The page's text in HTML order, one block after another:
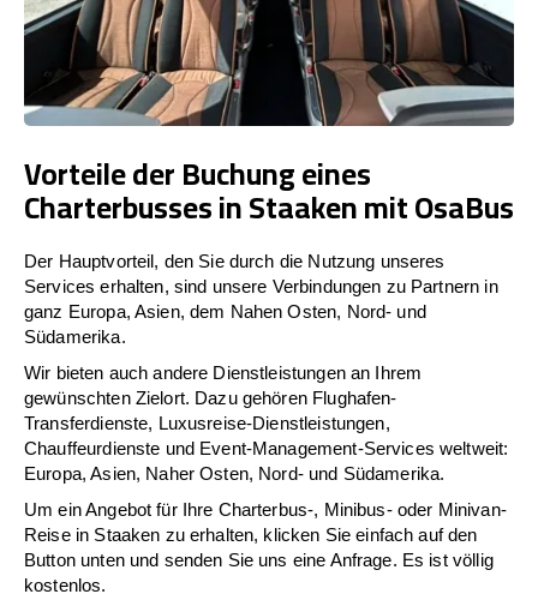
Vorteile der Buchung eines
Charterbusses in Staaken mit OsaBus
Der Hauptvorteil, den Sie durch die Nutzung unseres
Services erhalten, sind unsere Verbindungen zu Partnern in
ganz Europa, Asien, dem Nahen Osten, Nord- und
Südamerika.
Wir bieten auch andere Dienstleistungen an Ihrem
gewünschten Zielort. Dazu gehören Flughafen-
Transferdienste, Luxusreise-Dienstleistungen,
Chauffeurdienste und Event-Management-Services weltweit:
Europa, Asien, Naher Osten, Nord- und Südamerika.
Um ein Angebot für Ihre Charterbus-, Minibus- oder Minivan-
Reise in Staaken zu erhalten, klicken Sie einfach auf den
Button unten und senden Sie uns eine Anfrage. Es ist völlig
kostenlos.